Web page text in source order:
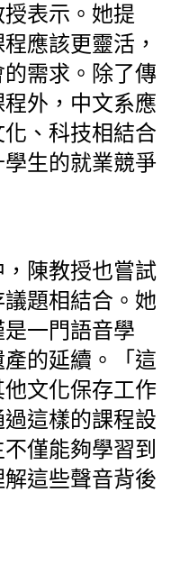
表示。她提
應該更靈活，
需求。除了傳
外，中文系應
、科技相結合
生的就業競爭
陳教授也嘗試
題相結合。她
一門語音學
的延續。「這
文化保存工作
這樣的課程設
僅能夠學習到
這些聲音背後